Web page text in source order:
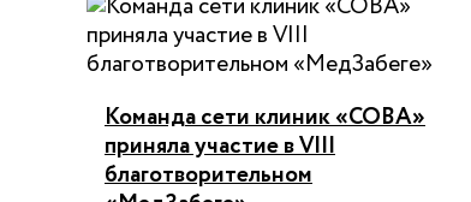
Команда сети клиник «СОВА»
приняла участие в VIII
благотворительном